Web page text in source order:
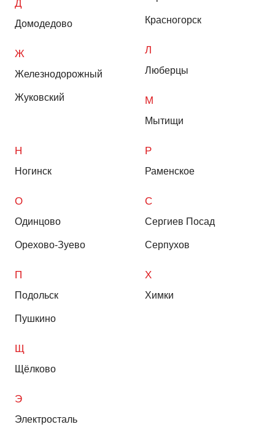
Д
Домодедово
Ж
Железнодорожный
Жуковский
Красногорск
Л
Люберцы
М
Мытищи
Н
Ногинск
О
Одинцово
Орехово-Зуево
П
Подольск
Пушкино
Р
Раменское
С
Сергиев Посад
Серпухов
Х
Химки
Щ
Щёлково
Э
Электросталь